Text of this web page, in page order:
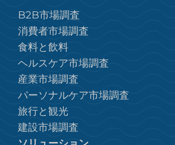
B2B市場調査
消費者市場調査
食料と飲料
ヘルスケア市場調査
産業市場調査
パーソナルケア市場調査
旅行と観光
建設市場調査